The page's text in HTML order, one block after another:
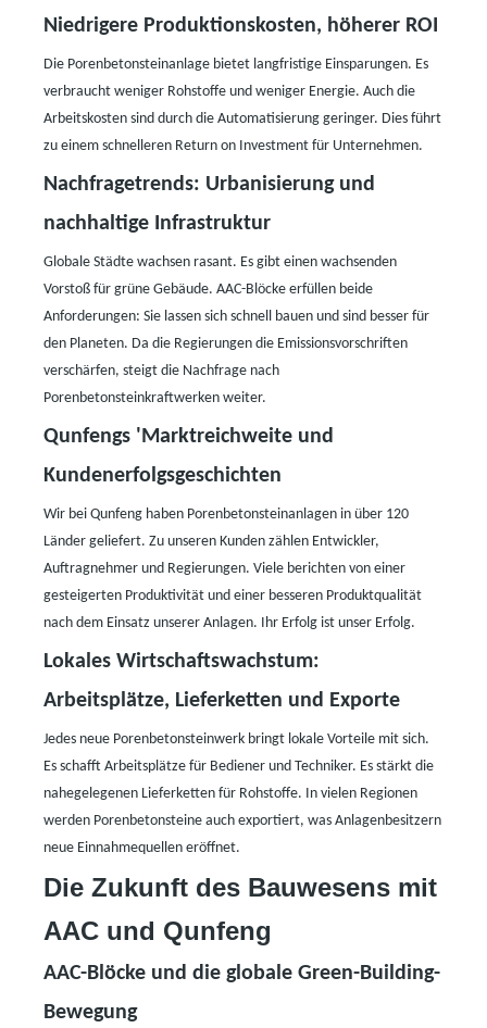
Niedrigere Produktionskosten, höherer ROI
Die Porenbetonsteinanlage bietet langfristige Einsparungen. Es
verbraucht weniger Rohstoffe und weniger Energie. Auch die
Arbeitskosten sind durch die Automatisierung geringer. Dies führt
zu einem schnelleren Return on Investment für Unternehmen.
Nachfragetrends: Urbanisierung und
nachhaltige Infrastruktur
Globale Städte wachsen rasant. Es gibt einen wachsenden
Vorstoß für grüne Gebäude. AAC-Blöcke erfüllen beide
Anforderungen: Sie lassen sich schnell bauen und sind besser für
den Planeten. Da die Regierungen die Emissionsvorschriften
verschärfen, steigt die Nachfrage nach
Porenbetonsteinkraftwerken weiter.
Qunfengs 'Marktreichweite und
Kundenerfolgsgeschichten
Wir bei Qunfeng haben Porenbetonsteinanlagen in über 120
Länder geliefert. Zu unseren Kunden zählen Entwickler,
Auftragnehmer und Regierungen. Viele berichten von einer
gesteigerten Produktivität und einer besseren Produktqualität
nach dem Einsatz unserer Anlagen. Ihr Erfolg ist unser Erfolg.
Lokales Wirtschaftswachstum:
Arbeitsplätze, Lieferketten und Exporte
Jedes neue Porenbetonsteinwerk bringt lokale Vorteile mit sich.
Es schafft Arbeitsplätze für Bediener und Techniker. Es stärkt die
nahegelegenen Lieferketten für Rohstoffe. In vielen Regionen
werden Porenbetonsteine ​​auch exportiert, was Anlagenbesitzern
neue Einnahmequellen eröffnet.
Die Zukunft des Bauwesens mit
AAC und Qunfeng
AAC-Blöcke und die globale Green-Building-
Bewegung